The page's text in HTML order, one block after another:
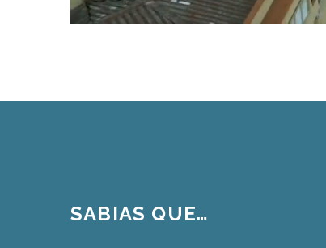
SABIAS QUE…